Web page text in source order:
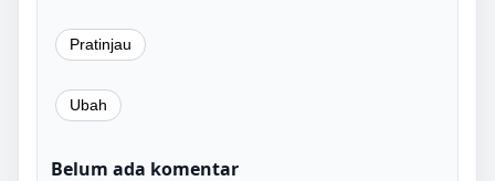
Belum ada komentar